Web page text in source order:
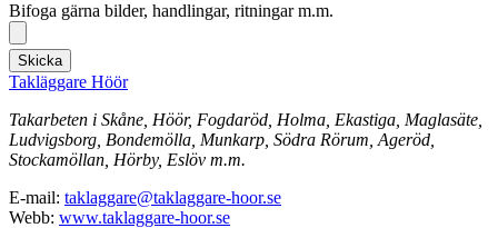
Bifoga gärna bilder, handlingar, ritningar m.m.
Skicka
Takläggare Höör
Takarbeten i Skåne, Höör, Fogdaröd, Holma, Ekastiga, Maglasäte,
Ludvigsborg, Bondemölla, Munkarp, Södra Rörum, Ageröd,
Stockamöllan, Hörby, Eslöv m.m.
E-mail: taklaggare@taklaggare-hoor.se
Webb: www.taklaggare-hoor.se